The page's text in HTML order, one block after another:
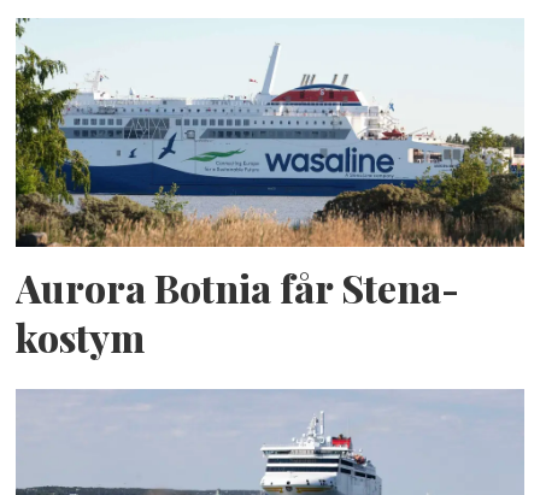
Aurora Botnia får Stena-
kostym